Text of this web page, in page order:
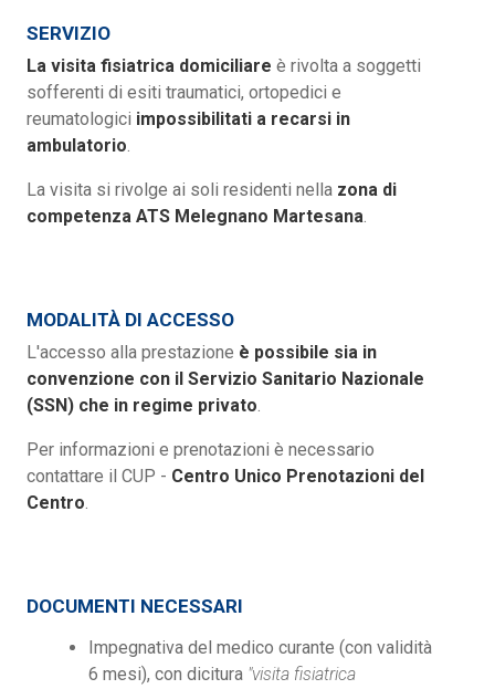
SERVIZIO
La visita fisiatrica domiciliare è rivolta a soggetti
sofferenti di esiti traumatici, ortopedici e
reumatologici impossibilitati a recarsi in
ambulatorio.
La visita si rivolge ai soli residenti nella zona di
competenza ATS Melegnano Martesana.
MODALITÀ DI ACCESSO
L'accesso alla prestazione è possibile sia in
convenzione con il Servizio Sanitario Nazionale
(SSN) che in regime privato.
Per informazioni e prenotazioni è necessario
contattare il CUP - Centro Unico Prenotazioni del
Centro.
DOCUMENTI NECESSARI
Impegnativa del medico curante (con validità
6 mesi), con dicitura "visita fisiatrica